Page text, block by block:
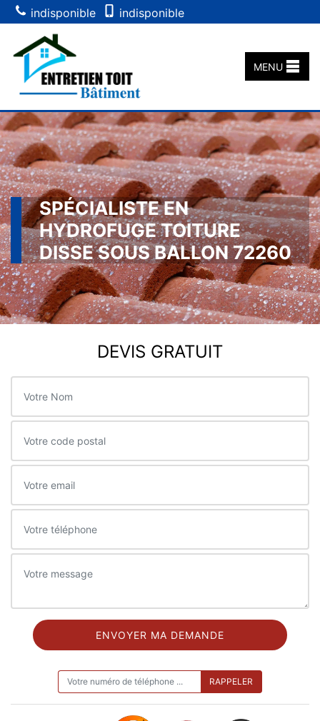
indisponible indisponible
MENU
SPÉCIALISTE EN
HYDROFUGE TOITURE
DISSE SOUS BALLON 72260
DEVIS GRATUIT